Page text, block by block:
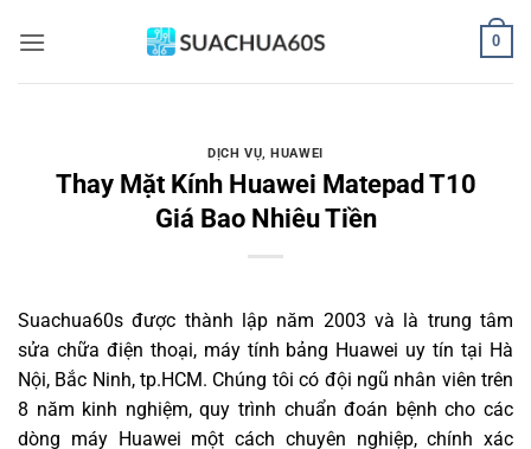
qua
0
DỊCH VỤ,HUAWEI
Thay Mặt Kính Huawei Matepad T10
Giá Bao Nhiêu Tiền
Suachua60s được thành lập năm 2003 và là trung tâm
sửa chữa điện thoại, máy tính bảng Huawei uy tín tại Hà
Nội, Bắc Ninh, tp.HCM. Chúng tôi có đội ngũ nhân viên trên
8 năm kinh nghiệm, quy trình chuẩn đoán bệnh cho các
dòng máy Huawei một cách chuyên nghiệp, chính xác